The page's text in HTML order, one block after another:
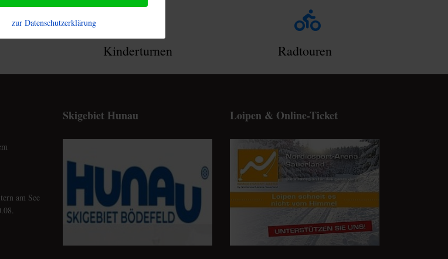
Kinderturnen Radtouren
am See
Skigebiet Hunau Loipen & Online-Ticket
zur Datenschutzerklärung